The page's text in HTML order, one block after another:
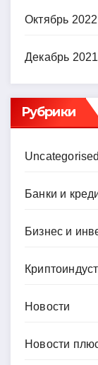
Октябрь 2022
Декабрь 2021
Рубрики
Uncategorised
Банки и
Бизнес и
Новости
Новости